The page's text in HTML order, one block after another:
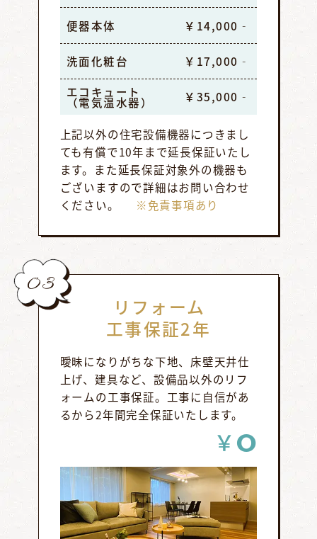
便器本体 ￥14,000‐
洗面化粧台
￥17,000‐
エコキュート
（電気温水器） ￥35,000‐
上記以外の住宅設備機器につきまし
ても有償で10年まで延長保証いたし
ます。また延長保証対象外の機器も
ございますので詳細はお問い合わせ
ください。
※免責事項あり
03
リフォーム
工事保証2年
曖昧になりがちな下地、床壁天井仕
上げ、建具など、設備品以外のリフ
ォームの工事保証。工事に自信があ
るから2年間完全保証いたします。
￥0